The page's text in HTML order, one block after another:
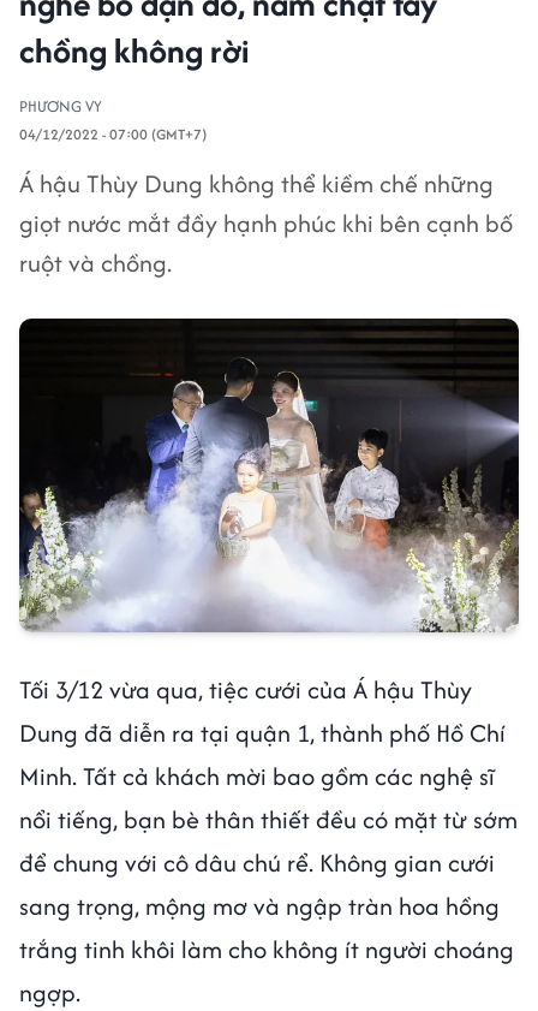
chồng không rời
PHƯƠNG VY
04/12/2022 - 07:00 (GMT+7)
Á hậu Thùy Dung không thể kiềm chế những
giọt nước mắt đầy hạnh phúc khi bên cạnh bố
ruột và chồng.
Tối 3/12 vừa qua, tiệc cưới của Á hậu Thùy
Dung đã diễn ra tại quận 1, thành phố Hồ Chí
Minh. Tất cả khách mời bao gồm các nghệ sĩ
nổi tiếng, bạn bè thân thiết đều có mặt từ sớm
để chung với cô dâu chú rể. Không gian cưới
sang trọng, mộng mơ và ngập tràn hoa hồng
trắng tinh khôi làm cho không ít người choáng
ngợp.